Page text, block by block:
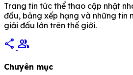
Trang tin tức thể thao cập nhật
đấu, bảng xếp hạng và những tin
giải đấu lớn trên thế giới.
share group
Chuyên mục